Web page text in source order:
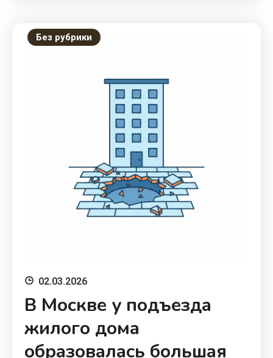
Без рубрики
02.03.2026
В Москве у подъезда
жилого дома
образовалась большая